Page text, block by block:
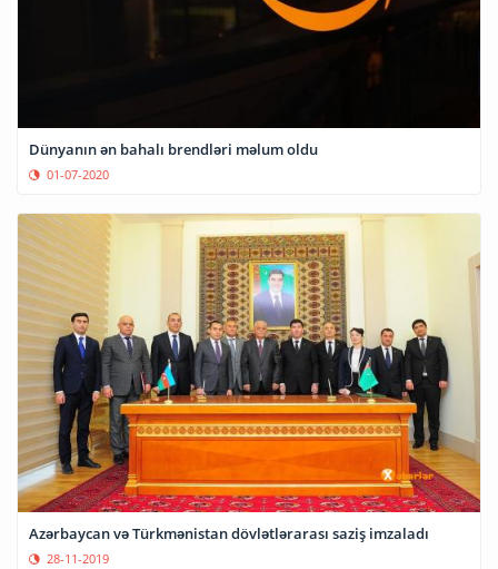
Dünyanın ən bahalı brendləri məlum oldu
01-07-2020
Azərbaycan və Türkmənistan dövlətlərarası saziş imzaladı
28-11-2019